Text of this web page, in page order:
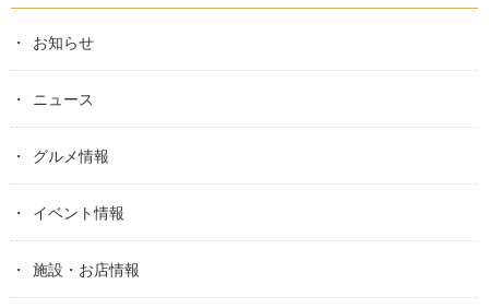
お知らせ
ニュース
グルメ情報
イベント情報
施設・お店情報